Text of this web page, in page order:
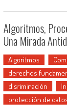
Algoritmos,
Una Mirada
Algoritmos
derechos
disriminación
protección de